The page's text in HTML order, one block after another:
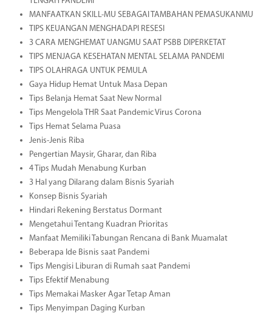
MANFAATKAN SKILL-MU SEBAGAI TAMBAHAN PEMASUKANMU
TIPS KEUANGAN MENGHADAPI RESESI
3 CARA MENGHEMAT UANGMU SAAT PSBB DIPERKETAT
TIPS MENJAGA KESEHATAN MENTAL SELAMA PANDEMI
TIPS OLAHRAGA UNTUK PEMULA
Gaya Hidup Hemat Untuk Masa Depan
Tips Belanja Hemat Saat New Normal
Tips Mengelola THR Saat Pandemic Virus Corona
Tips Hemat Selama Puasa
Jenis-Jenis Riba
Pengertian Maysir, Gharar, dan Riba
4 Tips Mudah Menabung Kurban
3 Hal yang Dilarang dalam Bisnis Syariah
Konsep Bisnis Syariah
Hindari Rekening Berstatus Dormant
Mengetahui Tentang Kuadran Prioritas
Manfaat Memiliki Tabungan Rencana di Bank Muamalat
Beberapa Ide Bisnis saat Pandemi
Tips Mengisi Liburan di Rumah saat Pandemi
Tips Efektif Menabung
Tips Memakai Masker Agar Tetap Aman
Tips Menyimpan Daging Kurban